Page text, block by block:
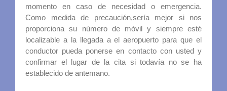
momento en caso de necesidad o emergencia.
Como medida de precaución,sería mejor si nos
proporciona su número de móvil y siempre esté
localizable a la llegada a el aeropuerto para que el
conductor pueda ponerse en contacto con usted y
confirmar el lugar de la cita si todavía no se ha
establecido de antemano.